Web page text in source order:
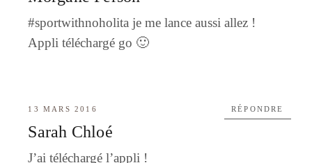
#sportwithnoholita je me lance aussi allez !
Appli téléchargé go 🙂
13 MARS 2016
Sarah Chloé
J’ai téléchargé l’appli !
RÉPONDRE